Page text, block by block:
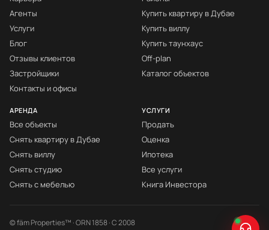
Агенты
Услуги
Блог
Отзывы клиентов
Застройщики
Контакты и офисы
Купить квартиру в Дубае
Купить виллу
Купить таунхаус
Off-plan
Каталог объектов
АРЕНДА
Все объекты
Снять квартиру в Дубае
Снять виллу
Снять студию
Снять с мебелью
УСЛУГИ
Продать
Оценка
Ипотека
Все услуги
Книга Инвестора
© fäm Properties™ · ORN 1858 · С 2008